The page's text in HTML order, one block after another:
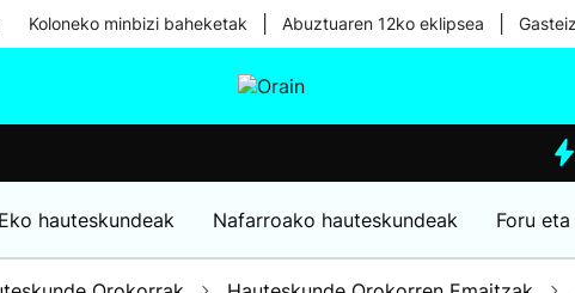
Koloneko minbizi baheketak Abuztuaren 12ko eklipsea
Eguraldia
hauteskundeak Nafarroako hauteskundeak Foru